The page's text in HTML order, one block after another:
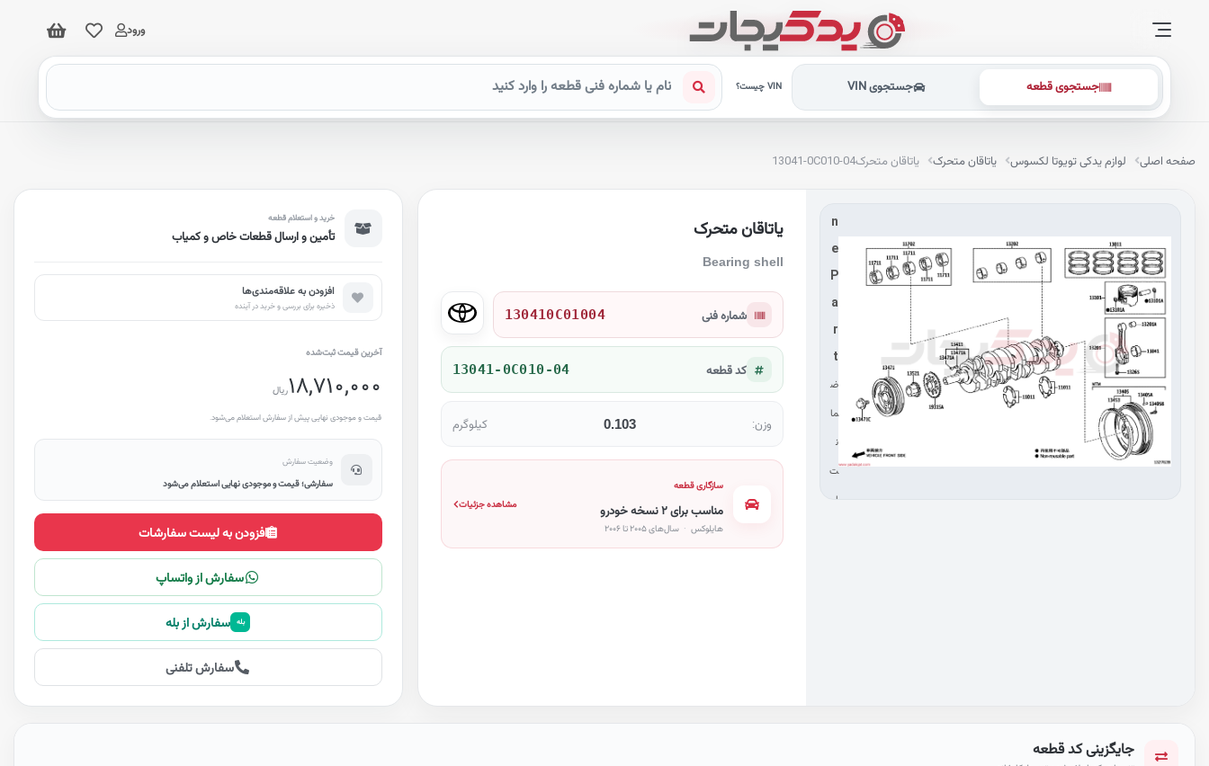
ورود
جستجوی قطعه جستجوی VIN VIN چیست؟
صفحه اصلی لوازم یدکی تویوتا لکسوس یاتاقان متحرک یاتاقان متحرک13041-0C010-04
e
u
n
e
P
a
r
t
ض
ما
ن
ت
ا
یاتاقان متحرک
Bearing shell
شماره فنی 130410C01004
کد قطعه 13041-0C010-04
وزن: 0.103 کیلوگرم
سازگاری قطعه
مناسب برای ۲ نسخه خودرو
هایلوکس ·
مشاهده جزئیات
خرید و استعلام قطعه
تأمین و ارسال قطعات خاص و کمیاب
افزودن به علاقه‌مندی‌ها
ذخیره برای بررسی و خرید در آینده
آخرین قیمت ثبت‌شده
18,710,000ریال
قیمت و موجودی نهایی پیش از سفارش استعلام می‌شود.
وضعیت سفارش
سفارشی؛ قیمت و موجودی نهایی استعلام می‌شود
افزودن به لیست سفارشات
سفارش از واتساپ
بله سفارش از بله
سفارش تلفنی
جایگزینی کد قطعه